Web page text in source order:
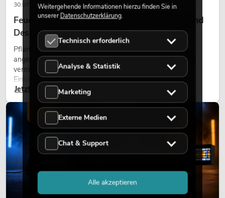
30.07.2026
Feuerhemmende Kunstpflanzen: Sicherheit und
Design perfekt kombiniert
Pflanzen machen Räume lebendig. Sie schaffen eine
angenehme Atmosphäre, verbessern das Ambiente und
vermitteln Natürlichkeit. Ob in Hotels, Restaurants,
Einkaufszentren, Bürogebäuden oder auf Messeständen:
eine hochwertige Begrünung gehört heute längst zum
modernen Raumkonzept.
Jetzt lesen
LICHT
Weitergehende Informationen hierzu finden Sie in
unsererDatenschutzerklärung.
Technisch erforderlich
Analyse & Statistik
Marketing
Externe Medien
Chat & Support
Alle akzeptieren